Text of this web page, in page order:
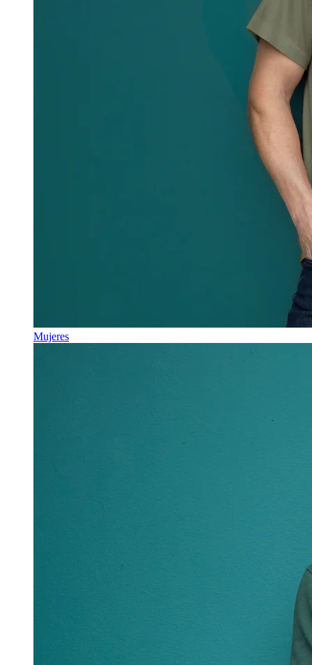
Mujeres